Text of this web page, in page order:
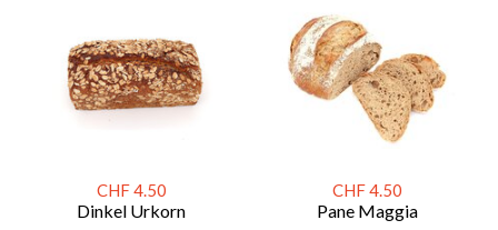
CHF 4.50
Dinkel Urkorn
CHF 4.50
Pane Maggia